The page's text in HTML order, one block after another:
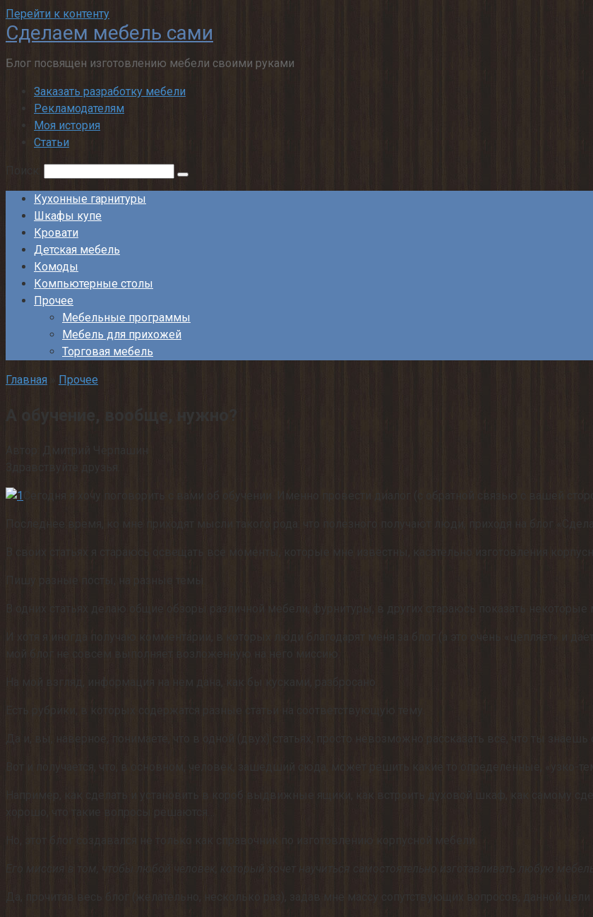
Перейти к контенту
Сделаем мебель сами
Блог посвящен изготовлению мебели своими руками
Заказать разработку мебели
Рекламодателям
Моя история
Статьи
Кухонные гарнитуры
Шкафы купе
Кровати
Детская мебель
Комоды
Компьютерные столы
Прочее
Мебельные программы
Мебель для прихожей
Торговая мебель
Главная Прочее
А обучение, вообще, нужно?
Дмитрий Черпашин
Здравствуйте друзья.
Последнее время, ко мне приходят мысли такого рода: что полезного получают люди, приходя на блог
В своих статьях я стараюсь освещать все моменты, которые мне известны, касательно изготовления
Пишу разные посты, на разные темы.
В одних статьях делаю общие обзоры различной мебели, фурнитуры, в других стараюсь показать некоторые
мой блог не совсем выполняет возложенную на него миссию.
На мой взгляд, информация на нем дана, как бы кусками, разбросано.
Да и, вы, наверное, понимаете, что в одной (двух) статьях, просто невозможно рассказать все, что ты
Вот и получается, что, в основном, человек, зашедший сюда, может решить какие то определенные, «узко-
Например, как сделать и установить в короб выдвижные ящики, как встроить духовой шкаф, как самому
хорошо, что такие вопросы решаются…
Но, этот блог создавался не только как справочник по изготовлению корпусной мебели.
Его миссия в том, чтобы любой человек, который хочет научиться самостоятельно изготавливать любую
Да, прочитав весь блог (желательно, несколько раз), задав мне массу сопутствующих вопросов, данной цели